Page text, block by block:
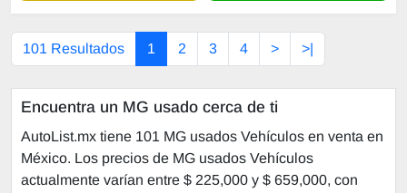
101 Resultados 1 2 3 4 > >|
Encuentra un MG usado cerca de ti
AutoList.mx tiene 101 MG usados Vehículos en venta en
México. Los precios de MG usados Vehículos
actualmente varían entre $ 225,000 y $ 659,000, con